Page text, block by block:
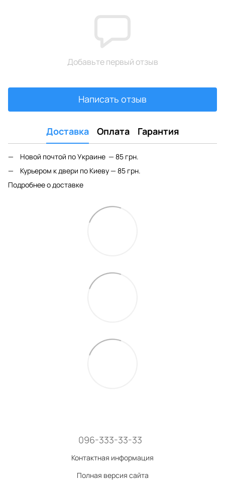
Добавьте первый отзыв
Написать отзыв
Доставка Оплата Гарантия
Новой почтой по Украине — 85 грн.
Курьером к двери по Киеву — 85 грн.
Подробнее о доставке
096-333-33-33
Контактная информация
Полная версия сайта